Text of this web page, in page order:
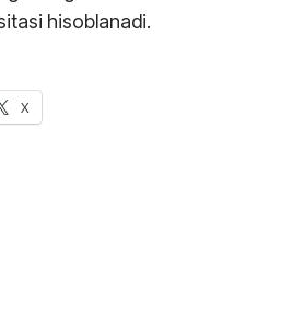
hisoblanadi.
X